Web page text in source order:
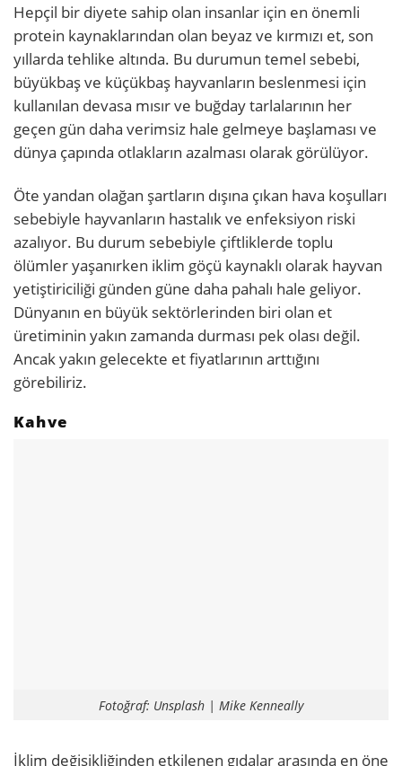
Hepçil bir diyete sahip olan insanlar için en önemli
protein kaynaklarından olan beyaz ve kırmızı et, son
yıllarda tehlike altında. Bu durumun temel sebebi,
büyükbaş ve küçükbaş hayvanların beslenmesi için
kullanılan devasa mısır ve buğday tarlalarının her
geçen gün daha verimsiz hale gelmeye başlaması ve
dünya çapında otlakların azalması olarak görülüyor.
Öte yandan olağan şartların dışına çıkan hava koşulları
sebebiyle hayvanların hastalık ve enfeksiyon riski
azalıyor. Bu durum sebebiyle çiftliklerde toplu
ölümler yaşanırken iklim göçü kaynaklı olarak hayvan
yetiştiriciliği günden güne daha pahalı hale geliyor.
Dünyanın en büyük sektörlerinden biri olan et
üretiminin yakın zamanda durması pek olası değil.
Ancak yakın gelecekte et fiyatlarının arttığını
görebiliriz.
Kahve
Fotoğraf: Unsplash | Mike Kenneally
İklim değişikliğinden etkilenen gıdalar arasında en öne